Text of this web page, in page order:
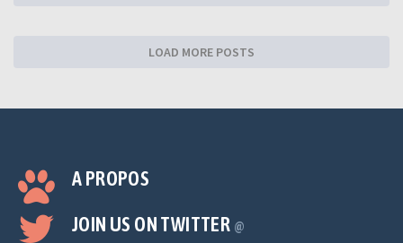
LOAD MORE POSTS
A PROPOS
JOIN US ON TWITTER @